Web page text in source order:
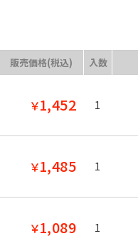
販売価格(税込) 入数
￥1,452 1
￥1,485 1
￥1,089 1